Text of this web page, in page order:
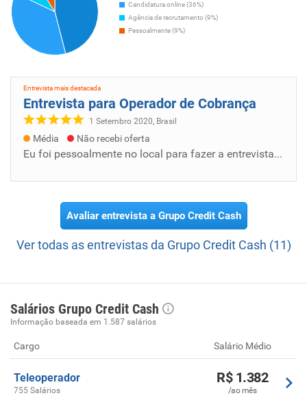
Candidatura online (36%)
Agência de recrutamento (9%)
Pessoalmente (9%)
Entrevista mais destacada
Entrevista para Operador de Cobrança
1 Setembro 2020, Brasil
Média Não recebi oferta
Eu foi pessoalmente no local para fazer a entrevista, mais eles falaram que não tinha vagas para CLT , Eu ja tinha feito a prova ai eles fal...
Avaliar entrevista a Grupo Credit Cash
Ver todas as entrevistas da Grupo Credit Cash (11)
Salários Grupo Credit Cash
Informação baseada em 1.587 salários
Cargo Salário Médio
Teleoperador
755 Salários
R$ 1.382
/ao mês